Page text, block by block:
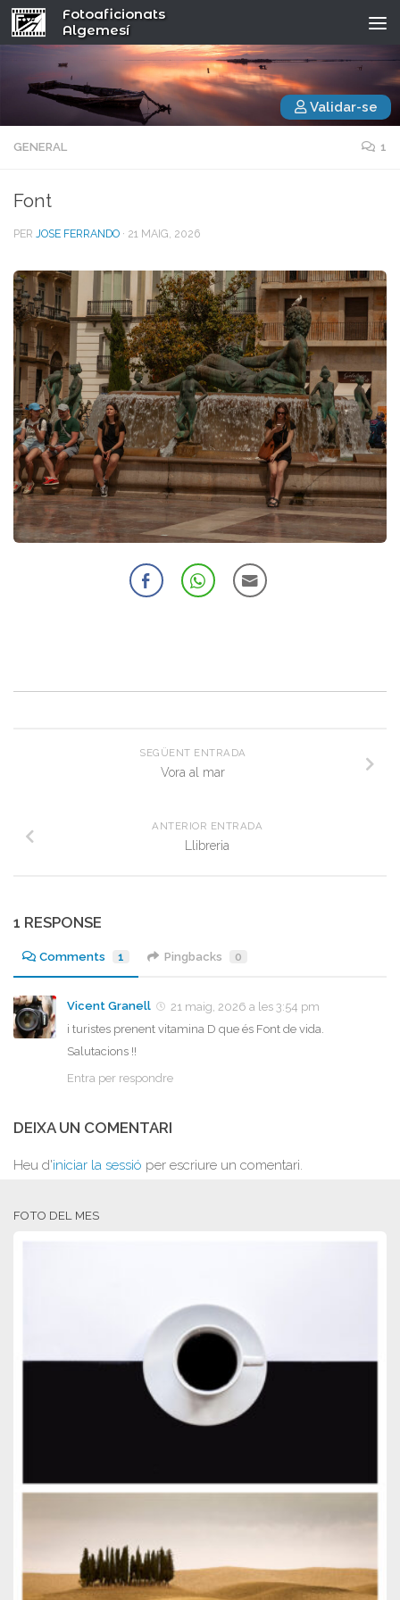
Fotoaficionats
Algemesí
Validar-se
GENERAL 1
Font
PER JOSE FERRANDO · 21 MAIG, 2026
SEGÜENT ENTRADA
Vora al mar
ANTERIOR ENTRADA
Llibreria
1 RESPONSE
Comments 1 Pingbacks 0
Vicent Granell
21 maig, 2026 a les 3:54 pm
i turistes prenent vitamina D que és Font de vida.
Salutacions !!
Entra per respondre
DEIXA UN COMENTARI
Heu d'iniciar la sessió per escriure un comentari.
FOTO DEL MES